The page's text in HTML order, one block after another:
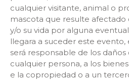
cualquier visitante, animal o
mascota que resulte afectado
y/o su vida por alguna
llegara a suceder este
será responsable de los
cualquier persona, a los
e la copropiedad o a un